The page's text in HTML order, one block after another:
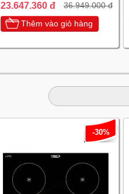
23.647.360 đ 36.949.000 đ
Thêm vào giỏ hàng
-30%